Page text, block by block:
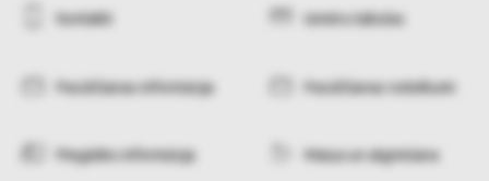
Kontakti Izmēru tabulas
Pasūtīšanas informācija Pasūtīšanas noteikumi
Piegādes informācija Maiņa un atgriešana